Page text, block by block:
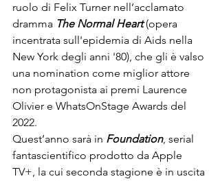
ruolo di Felix Turner nell’acclamato
dramma The Normal Heart (opera
incentrata sull'epidemia di Aids nella
New York degli anni '80), che gli è valso
una nomination come miglior attore
non protagonista ai premi Laurence
Olivier e WhatsOnStage Awards del
2022.
Quest’anno sarà in Foundation, serial
fantascientifico prodotto da Apple
TV+, la cui seconda stagione è in uscita